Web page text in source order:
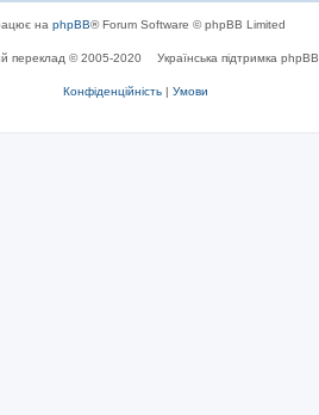
на phpBB® Forum Software © phpBB Limited
переклад © 2005-2020 Українська підтримка phpBB
Конфіденційність | Умови